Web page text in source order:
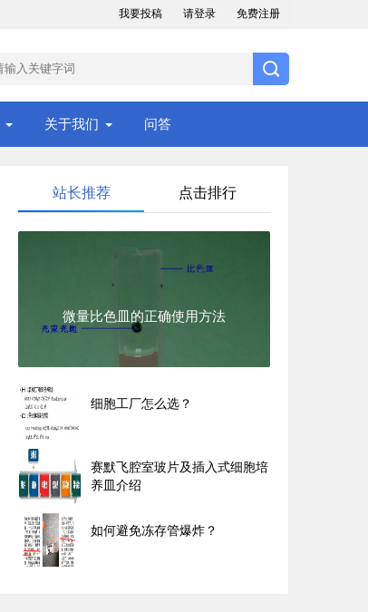
我要投稿 请登录 免费注册
关于我们 问答
站长推荐 点击排行
微量比色皿的正确使用方法
细胞工厂怎么选？
赛默飞腔室玻片及插入式细胞培
养皿介绍
如何避免冻存管爆炸？